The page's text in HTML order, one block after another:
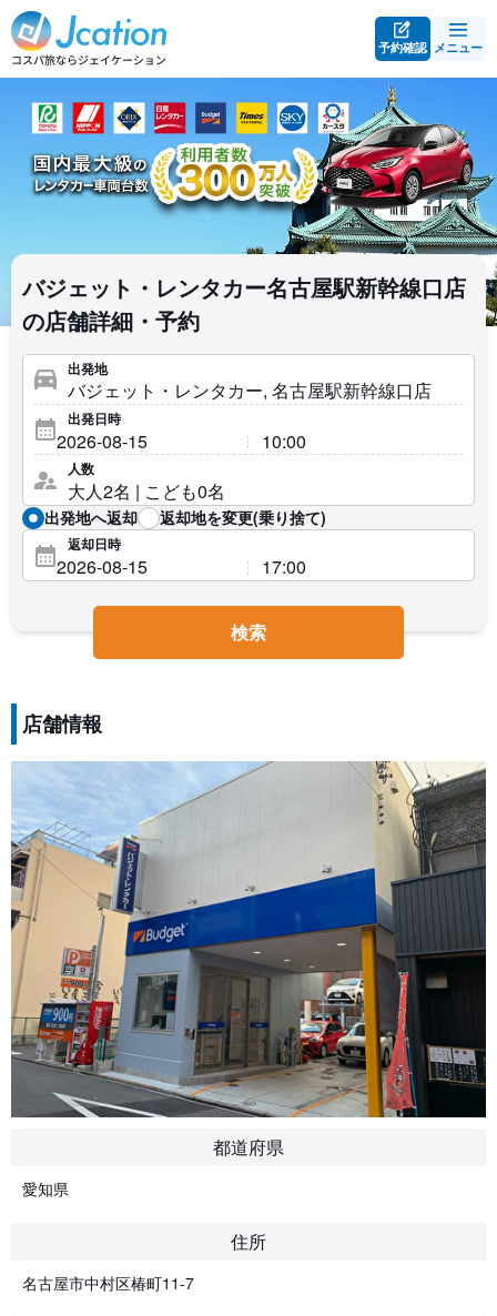
予約確認 メニュー
バジェット・レンタカー名古屋駅新幹線口店
の店舗詳細・予約
出発地
出発日時
人数
出発地へ返却 返却地を変更(乗り捨て)
返却日時
検索
店舗情報
都道府県
愛知県
住所
名古屋市中村区椿町11-7